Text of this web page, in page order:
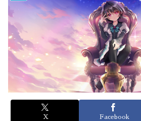
X Facebook